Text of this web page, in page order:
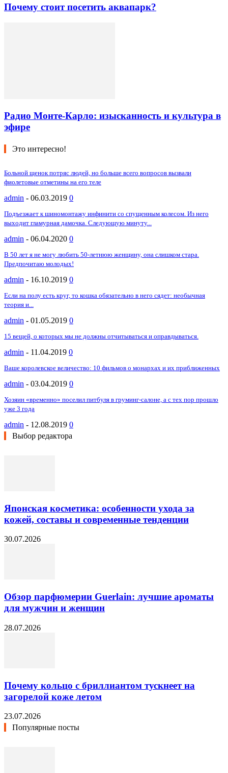
Почему стоит посетить аквапарк?
Радио Монте-Карло: изысканность и культура в
эфире
Это интересно!
Больной щенок потряс людей, но больше всего вопросов вызвали
фиолетовые отметины на его теле
admin - 06.03.2019 0
Подъезжает к шиномонтажу инфинити со спущенным колесом. Из него
выходит гламурная дамочка. Следующую минуту...
admin - 06.04.2020 0
В 50 лет я не могу любить 50-летнюю женщину, она слишком стара.
Предпочитаю молодых!
admin - 16.10.2019 0
Если на полу есть круг, то кошка обязательно в него сядет: необычная
теория и...
admin - 01.05.2019 0
15 вещей, о которых мы не должны отчитываться и оправдываться.
admin - 11.04.2019 0
Ваше королевское величество: 10 фильмов о монархах и их приближенных
admin - 03.04.2019 0
Хозяин «временно» поселил питбуля в груминг-салоне, а с тех пор прошло
уже 3 года
admin - 12.08.2019 0
Выбор редактора
Японская косметика: особенности ухода за
кожей, составы и современные тенденции
30.07.2026
Обзор парфюмерии Guerlain: лучшие ароматы
для мужчин и женщин
28.07.2026
Почему кольцо с бриллиантом тускнеет на
загорелой коже летом
23.07.2026
Популярные посты